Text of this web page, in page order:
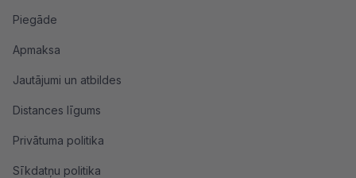
Piegāde
Apmaksa
Jautājumi un atbildes
Distances līgums
Privātuma politika
Sīkdatņu politika